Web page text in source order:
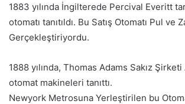
1883 yılında İngilterede Percival Everitt
otomatı tanıtıldı. Bu Satış Otomatı Pul ve
Gerçekleştiriyordu.
1888 yılında, Thomas Adams Sakız Şirketi
otomat makineleri tanıttı.
Newyork Metrosuna Yerleştirilen bu